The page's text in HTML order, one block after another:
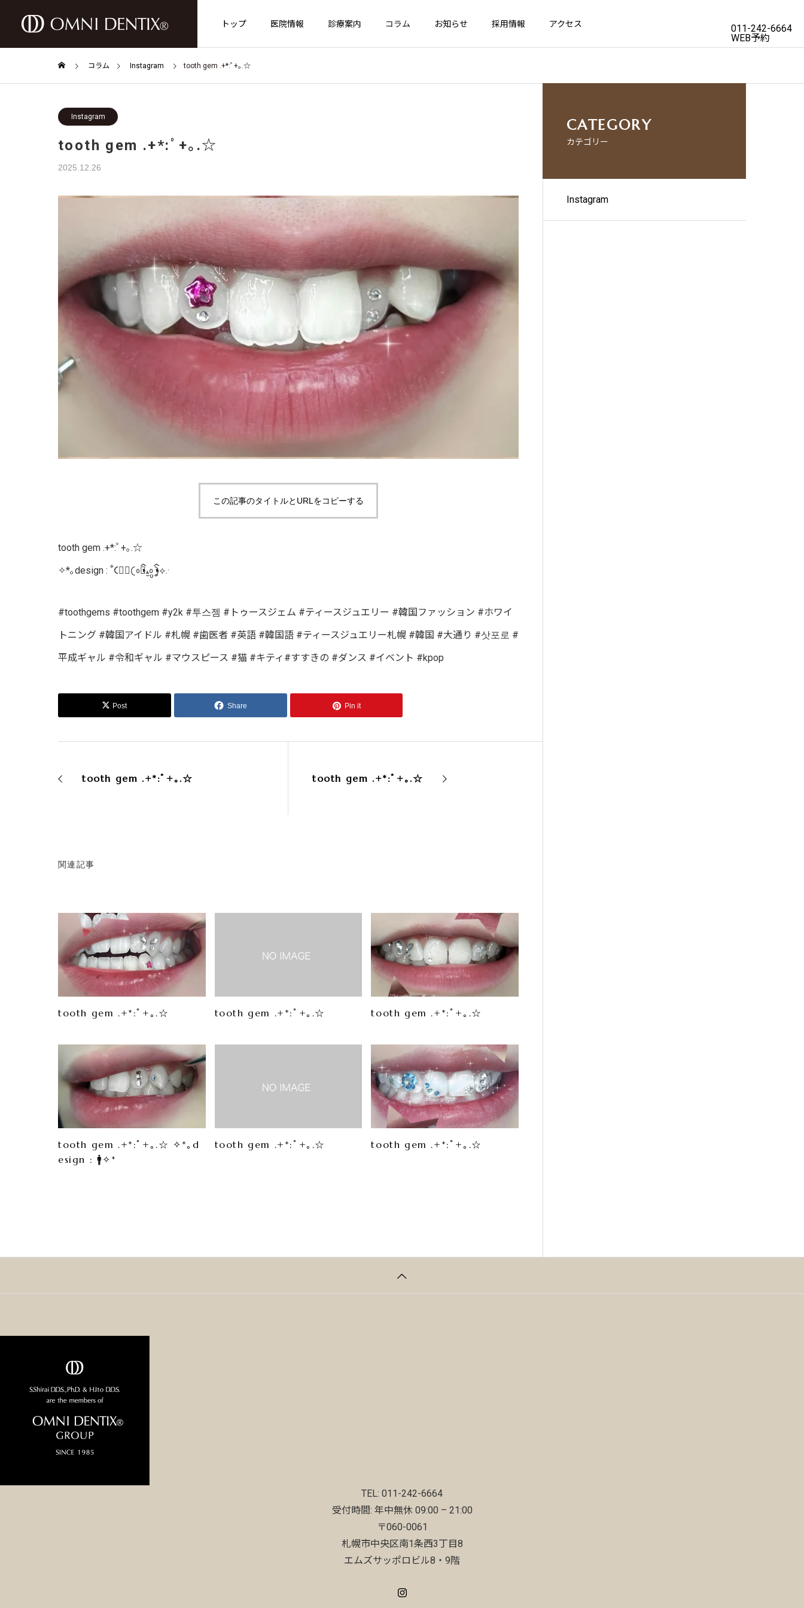
トップ 医院情報 診療案内 コラム お知らせ 採用情報 アクセス
TREATMENTS
GENERAL
DENTISTRY
保険診療
CERAMICS
セラミック
WHITENING
ホワイトニング
011-242-6664
WEB予約
コラム Instagram tooth gem .+*:ﾟ+｡.☆
Instagram
tooth gem .+*:ﾟ+｡.☆
2025.12.26
この記事のタイトルとURLをコピーする
tooth gem .+*:ﾟ+｡.☆
✧*｡design : ‎ꧦ𐅁𐀸𐋠𛰙᭜𖫴𖫰𖫱𖫳𖫲𖫲𖫳𖫴𖫰𖫱꛰ﯩᩝ︪᭜𖫴𖫰𖫱𖫳𖫲𖫲𖫳𖫴𖫰𖫱꛰ީᩝ𛰚⟡.·
#toothgems #toothgem #y2k #투스젬 #トゥースジェム #ティースジュエリー #韓国ファッション #ホワイ
トニング #韓国アイドル #札幌 #歯医者 #英語 #韓国語 #ティースジュエリー札幌 #韓国 #大通り #삿포로 #
平成ギャル #令和ギャル #マウスピース #猫 #キティ#すすきの #ダンス #イベント #kpop
Post Share Pin it
tooth gem .+*:ﾟ+｡.☆ tooth gem .+*:ﾟ+｡.☆
関連記事
tooth gem .+*:ﾟ+｡.☆ tooth gem .+*:ﾟ+｡.☆ tooth gem .+*:ﾟ+｡.☆
tooth gem .+*:ﾟ+｡.☆ ✧*｡d
esign : 🚹✧︎*
tooth gem .+*:ﾟ+｡.☆ tooth gem .+*:ﾟ+｡.☆
CATEGORY
カテゴリー
Instagram
TEL: 011-242-6664
受付時間: 年中無休 09:00 – 21:00
〒060-0061
札幌市中央区南1条西3丁目8
エムズサッポロビル8・9階